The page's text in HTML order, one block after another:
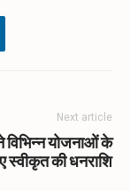
Next article
विभिन्न योजनाओं के
स्वीकृत की धनराशि